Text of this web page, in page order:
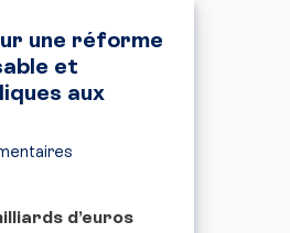
une réforme
et
aux
d’euros